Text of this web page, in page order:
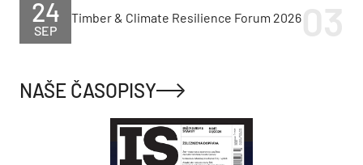
SEP
24 Timber & Climate Resilience Forum 2026
NAŠE ČASOPISY